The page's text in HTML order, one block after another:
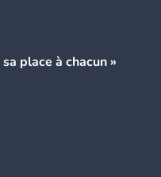
sa place à chacun »